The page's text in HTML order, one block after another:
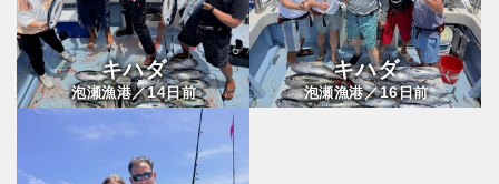
キハダ
泡瀬漁港／14日前
キハダ
泡瀬漁港／16日前